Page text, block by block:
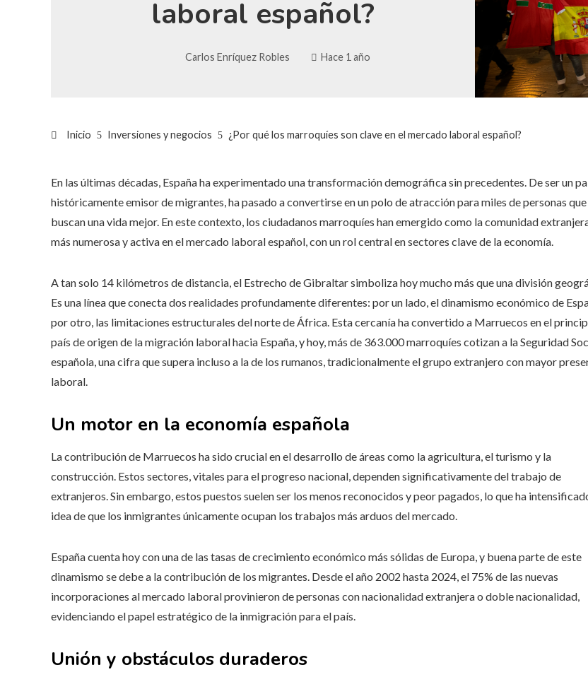
laboral español?
Carlos Enríquez Robles Hace 1 año
Inicio Inversiones y negocios ¿Por qué los marroquíes son clave en el mercado laboral español?
En las últimas décadas, España ha experimentado una transformación demográfica sin precedentes. De ser un
históricamente emisor de migrantes, ha pasado a convertirse en un polo de atracción para miles de personas que
buscan una vida mejor. En este contexto, los ciudadanos marroquíes han emergido como la comunidad
más numerosa y activa en el mercado laboral español, con un rol central en sectores clave de la economía.
A tan solo 14 kilómetros de distancia, el Estrecho de Gibraltar simboliza hoy mucho más que una división
Es una línea que conecta dos realidades profundamente diferentes: por un lado, el dinamismo económico de
por otro, las limitaciones estructurales del norte de África. Esta cercanía ha convertido a Marruecos en el
país de origen de la migración laboral hacia España, y hoy, más de 363.000 marroquíes cotizan a la Seguridad
española, una cifra que supera incluso a la de los rumanos, tradicionalmente el grupo extranjero con mayor
laboral.
Un motor en la economía española
La contribución de Marruecos ha sido crucial en el desarrollo de áreas como la agricultura, el turismo y la
construcción. Estos sectores, vitales para el progreso nacional, dependen significativamente del trabajo de
extranjeros. Sin embargo, estos puestos suelen ser los menos reconocidos y peor pagados, lo que ha
idea de que los inmigrantes únicamente ocupan los trabajos más arduos del mercado.
España cuenta hoy con una de las tasas de crecimiento económico más sólidas de Europa, y buena parte de este
dinamismo se debe a la contribución de los migrantes. Desde el año 2002 hasta 2024, el 75% de las nuevas
incorporaciones al mercado laboral provinieron de personas con nacionalidad extranjera o doble nacionalidad,
evidenciando el papel estratégico de la inmigración para el país.
Unión y obstáculos duraderos